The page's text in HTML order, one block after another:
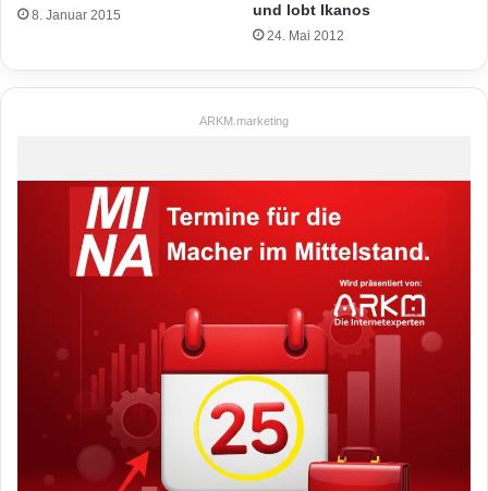
8. Januar 2015
und lobt Ikanos
24. Mai 2012
ARKM.marketing